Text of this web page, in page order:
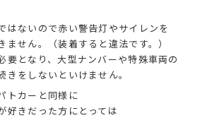
はないので赤い警告灯やサイレンを
ません。（装着すると違法です。）
要となり、大型ナンバーや特殊車両の
きをしないといけません。
トカーと同様に
好きだった方にとっては